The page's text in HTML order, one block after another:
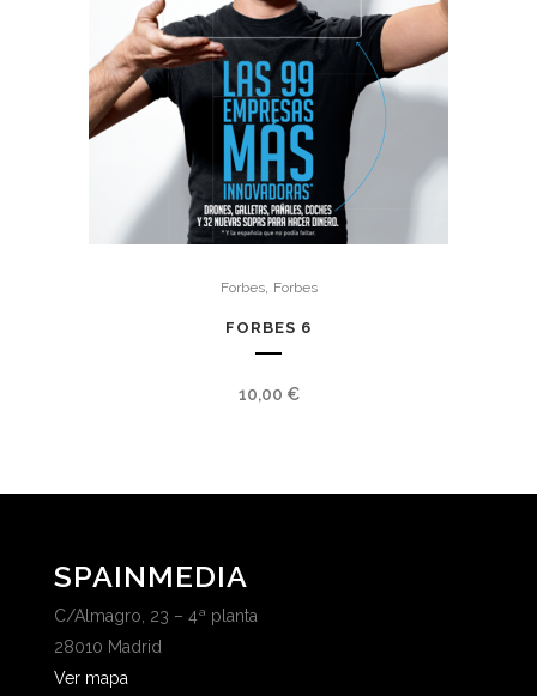
Forbes, Forbes
FORBES 6
10,00 €
SPAINMEDIA
C/Almagro, 23 – 4ª planta
28010 Madrid
Ver mapa